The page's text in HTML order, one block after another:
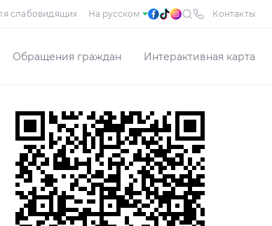
слабовидящих Контакты
Обращения граждан Интерактивная карта